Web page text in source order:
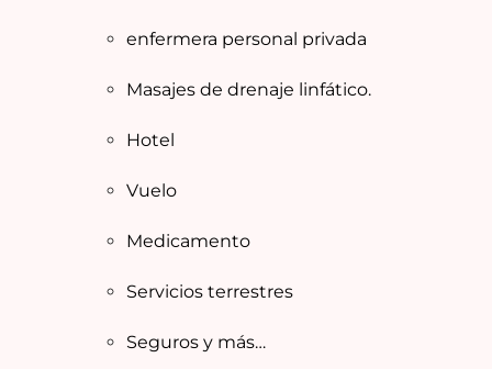
enfermera personal privada
Masajes de drenaje linfático.
Hotel
Vuelo
Medicamento
Servicios terrestres
Seguros y más…